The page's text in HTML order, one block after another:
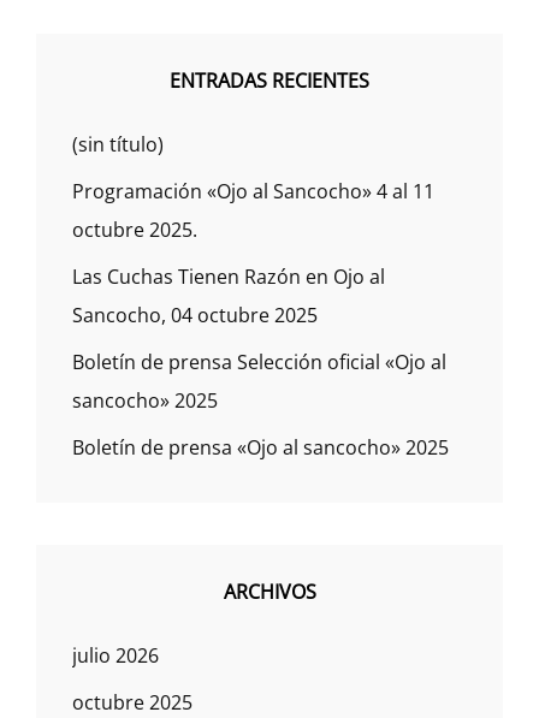
ENTRADAS RECIENTES
(sin título)
Programación «Ojo al Sancocho» 4 al 11
octubre 2025.
Las Cuchas Tienen Razón en Ojo al
Sancocho, 04 octubre 2025
Boletín de prensa Selección oficial «Ojo al
sancocho» 2025
Boletín de prensa «Ojo al sancocho» 2025
ARCHIVOS
julio 2026
octubre 2025